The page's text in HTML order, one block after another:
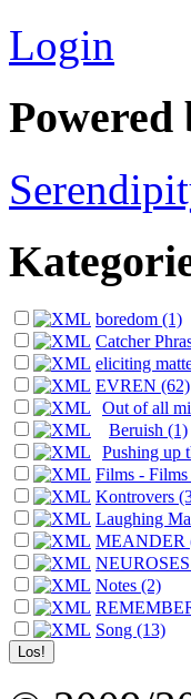
Login
Powered
boredom (1)
Catcher
eliciting
EVREN (62)
Out of all
Beruish (1)
Pushing up
Films -
Kontrovers
Laughing
MEANDER
Notes (2)
Song (13)